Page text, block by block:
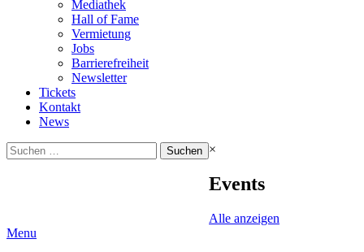
Mediathek
Hall of Fame
Vermietung
Jobs
Barrierefreiheit
Newsletter
Tickets
Kontakt
News
Suchen
nach:
×
Events
Alle anzeigen
Menu